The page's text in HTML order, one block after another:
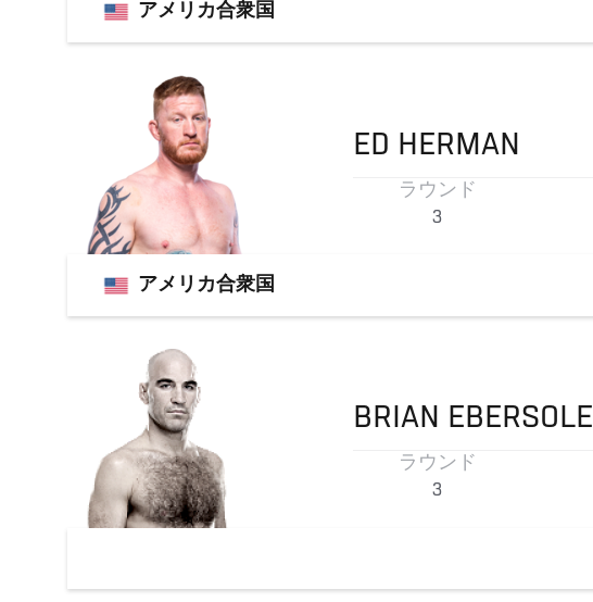
アメリカ合衆国
ED HERMAN
ラウンド
3
アメリカ合衆国
BRIAN EBERSOLE
ラウンド
3